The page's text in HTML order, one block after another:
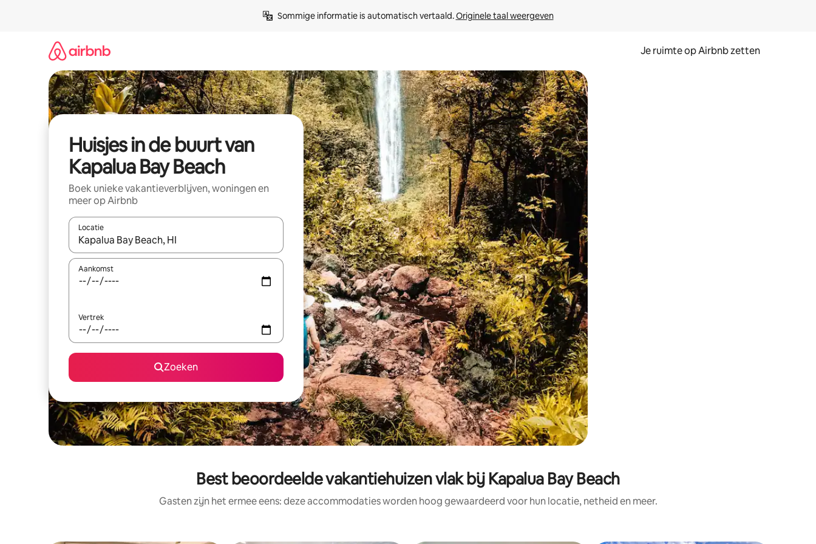
Sommige informatie is automatisch vertaald. Originele taal weergeven
Je ruimte op Airbnb zetten
Huisjes in de buurt van
Kapalua Bay Beach
Boek unieke vakantieverblijven, woningen en
meer op Airbnb
Locatie
Wanneer er suggesties beschikbaar zijn, maak je een keuze met je de pijltjestoetsen omhoog en omlaag, óf door te tikken of swipen.
Aankomst
Vertrek
Zoeken
Best beoordeelde vakantiehuizen vlak bij Kapalua Bay Beach
Gasten zijn het ermee eens: deze accommodaties worden hoog gewaardeerd voor hun locatie, netheid en meer.